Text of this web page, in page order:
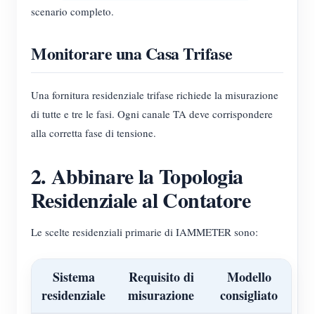
scenario completo.
Monitorare una Casa Trifase
Una fornitura residenziale trifase richiede la misurazione
di tutte e tre le fasi. Ogni canale TA deve corrispondere
alla corretta fase di tensione.
2. Abbinare la Topologia
Residenziale al Contatore
Le scelte residenziali primarie di IAMMETER sono:
Sistema
residenziale
Requisito di
misurazione
Modello
consigliato